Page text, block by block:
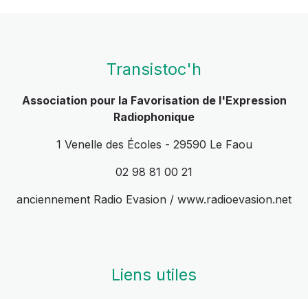
Transistoc'h
Association pour la Favorisation de l'Expression
Radiophonique
1 Venelle des Écoles - 29590 Le Faou
02 98 81 00 21
anciennement Radio Evasion / www.radioevasion.net
Liens utiles